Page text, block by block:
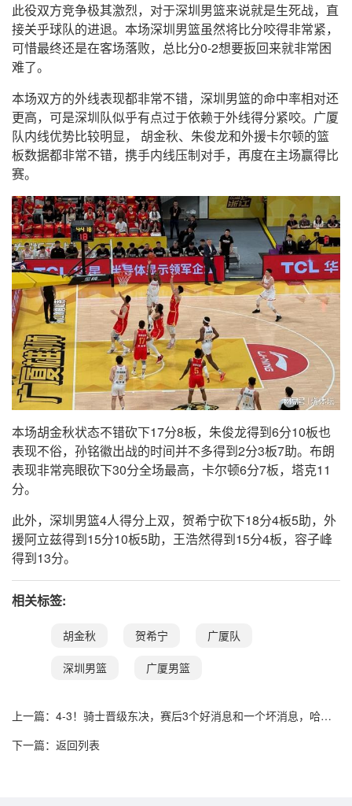
此役双方竞争极其激烈，对于深圳男篮来说就是生死战，直
接关乎球队的进退。本场深圳男篮虽然将比分咬得非常紧，
可惜最终还是在客场落败，总比分0-2想要扳回来就非常困
难了。
本场双方的外线表现都非常不错，深圳男篮的命中率相对还
更高，可是深圳队似乎有点过于依赖于外线得分紧咬。广厦
队内线优势比较明显， 胡金秋、朱俊龙和外援卡尔顿的篮
板数据都非常不错，携手内线压制对手，再度在主场赢得比
赛。
本场胡金秋状态不错砍下17分8板，朱俊龙得到6分10板也
表现不俗，孙铭徽出战的时间并不多得到2分3板7助。布朗
表现非常亮眼砍下30分全场最高，卡尔顿6分7板，塔克11
分。
此外，深圳男篮4人得分上双，贺希宁砍下18分4板5助，外
援阿立兹得到15分10板5助，王浩然得到15分4板，容子峰
得到13分。
相关标签:
胡金秋 贺希宁 广厦队
深圳男篮 广厦男篮
上一篇： 4-3！骑士晋级东决，赛后3个好消息和一个坏消息，哈登
下一篇： 返回列表